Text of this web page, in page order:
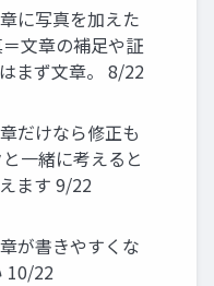
に写真を加えた
文章の補足や証
まず文章。 8/22
だけなら修正も
一緒に考えると
ます 9/22
が書きやすくな
10/22